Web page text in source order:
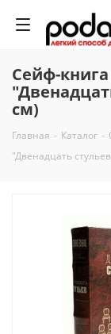
Сейф-
см)
Главная - Каталог -
"Двенадцать